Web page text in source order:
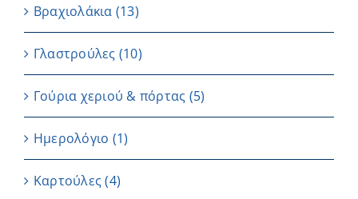
Βραχιολάκια (13)
Γλαστρούλες (10)
Γούρια χεριού & πόρτας (5)
Ημερολόγιο (1)
Καρτούλες (4)